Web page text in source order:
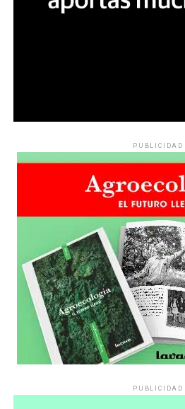
PUBLICIDAD
PUBLICIDAD